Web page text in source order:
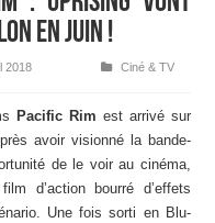
en juin !
2018
Ciné & TV
Pacific Rim est arrivé sur
avoir visionné la bande-
de le voir au cinéma,
d’action bourré d’effets
Une fois sorti en Blu-